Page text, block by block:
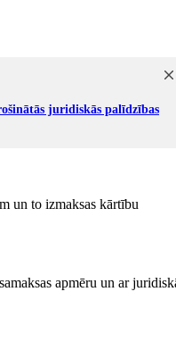
juridiskās palīdzības
un to izmaksas kārtību
apmēru un ar